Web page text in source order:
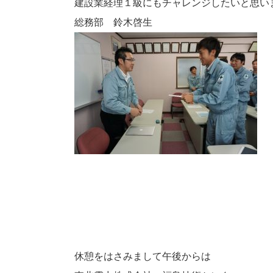
建設業経理１級にもチャレンジしたいと思い
総務部 鈴木啓生
休憩をはさみまして午後からは